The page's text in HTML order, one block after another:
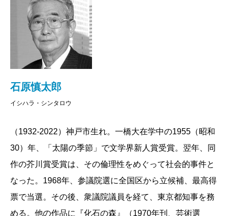
石原慎太郎
イシハラ・シンタロウ
（1932-2022）神戸市生れ。一橋大在学中の1955（昭和
30）年、「太陽の季節」で文学界新人賞受賞。翌年、同
作の芥川賞受賞は、その倫理性をめぐって社会的事件と
なった。1968年、参議院選に全国区から立候補、最高得
票で当選。その後、衆議院議員を経て、東京都知事を務
める。他の作品に『化石の森』（1970年刊、芸術選